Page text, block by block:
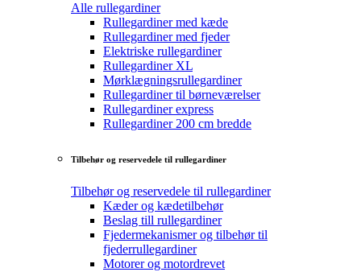
Alle rullegardiner
Rullegardiner med kæde
Rullegardiner med fjeder
Elektriske rullegardiner
Rullegardiner XL
Mørklægningsrullegardiner
Rullegardiner til børneværelser
Rullegardiner express
Rullegardiner 200 cm bredde
Tilbehør og reservedele til rullegardiner
Tilbehør og reservedele til rullegardiner
Kæder og kædetilbehør
Beslag till rullegardiner
Fjedermekanismer og tilbehør til
fjederrullegardiner
Motorer og motordrevet